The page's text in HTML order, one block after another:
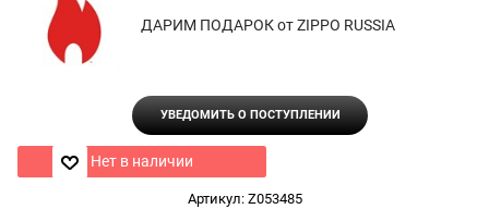
ДАРИМ ПОДАРОК от ZIPPO RUSSIA
УВЕДОМИТЬ О ПОСТУПЛЕНИИ
Нет в наличии
Артикул: Z053485